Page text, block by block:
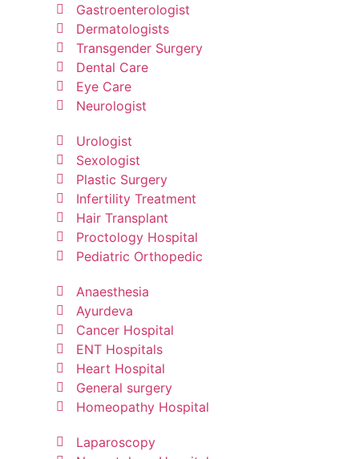
Gastroenterologist
Dermatologists
Transgender Surgery
Dental Care
Eye Care
Neurologist
Urologist
Sexologist
Plastic Surgery
Infertility Treatment
Hair Transplant
Proctology Hospital
Pediatric Orthopedic
Anaesthesia
Ayurdeva
Cancer Hospital
ENT Hospitals
Heart Hospital
General surgery
Homeopathy Hospital
Laparoscopy